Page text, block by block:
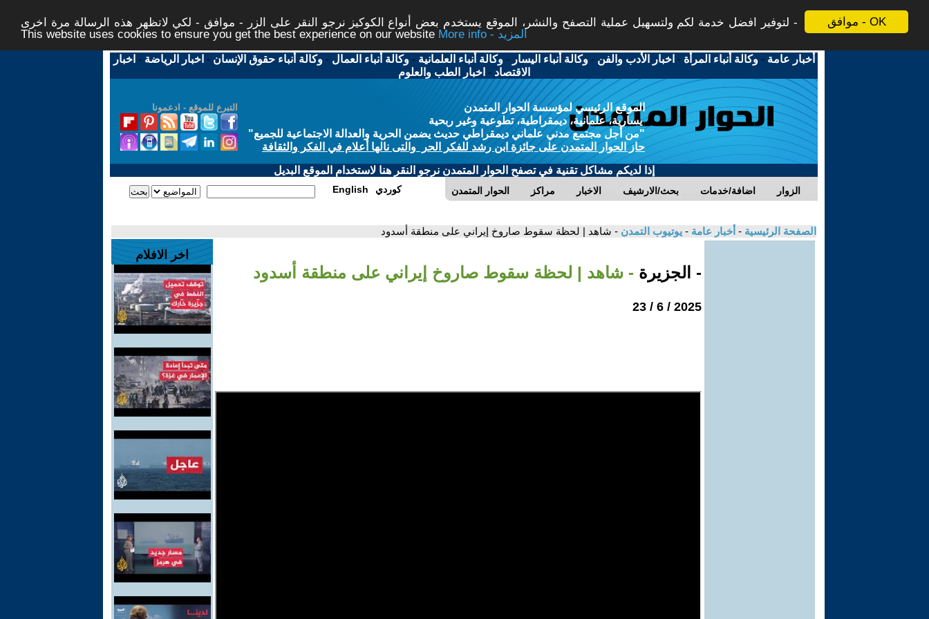
موافق - OK
لتوفير افضل خدمة لكم ولتسهيل عملية التصفح والنشر، الموقع يستخدم بعض أنواع الكوكيز نرجو النقر على الزر - موافق - لكي لاتظهر هذه الرسالة مرة اخرى -
This website uses cookies to ensure you get the best experience on our website
More info - المزيد
أخبار عامة -وكالة أنباء المرأة - اخبار الأدب والفن -وكالة أنباء اليسار -وكالة أنباء العلمانية -وكالة أنباء العمال -وكالة أنباء حقوق الإنسان - اخبار الرياضة - اخبار
الاقتصاد - اخبار الطب والعلوم
التبرع للموقع - ادعمونا
الموقع الرئيسي لمؤسسة الحوار المتمدن
يسارية، علمانية، ديمقراطية، تطوعية وغير ربحية
"من أجل مجتمع مدني علماني ديمقراطي حديث يضمن الحرية والعدالة الاجتماعية للجميع"
حاز الحوار المتمدن على جائزة ابن رشد للفكر الحر والتى نالها أعلام في الفكر والثقافة
إذا لديكم مشاكل تقنية في تصفح الحوار المتمدن نرجو النقر هنا لاستخدام الموقع البديل
الحوار المتمدن مراكز الاخبار بحث/الارشيف اضافة/خدمات الزوار English كوردي
الصفحة الرئيسية - أخبار عامة - يوتيوب التمدن - شاهد | لحظة سقوط صاروخ إيراني على منطقة أسدود
- الجزيرة - شاهد | لحظة سقوط صاروخ إيراني على منطقة أسدود
2025 / 6 / 23
اخر الافلام